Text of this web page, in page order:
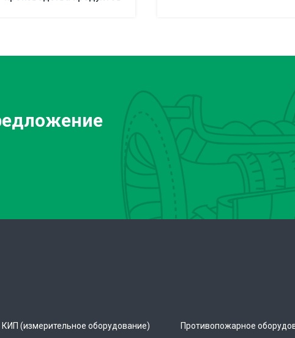
КИП (измерительное оборудование)
Противопожарное